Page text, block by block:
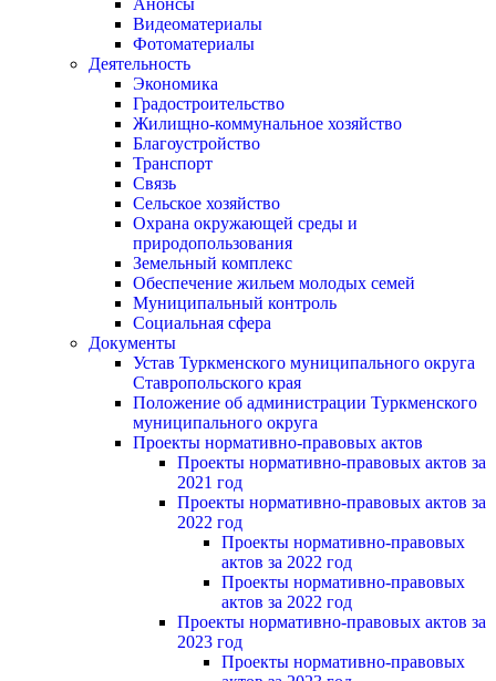
Видеоматериалы
Фотоматериалы
Деятельность
Экономика
Градостроительство
Жилищно-коммунальное хозяйство
Благоустройство
Транспорт
Связь
Сельское хозяйство
Охрана окружающей среды и
природопользования
Земельный комплекс
Обеспечение жильем молодых семей
Муниципальный контроль
Социальная сфера
Документы
Устав Туркменского муниципального округа
Ставропольского края
Положение об администрации Туркменского
муниципального округа
Проекты нормативно-правовых актов
Проекты нормативно-правовых актов за
2021 год
Проекты нормативно-правовых актов за
2022 год
Проекты нормативно-правовых
актов за 2022 год
Проекты нормативно-правовых
актов за 2022 год
Проекты нормативно-правовых актов за
2023 год
Проекты нормативно-правовых